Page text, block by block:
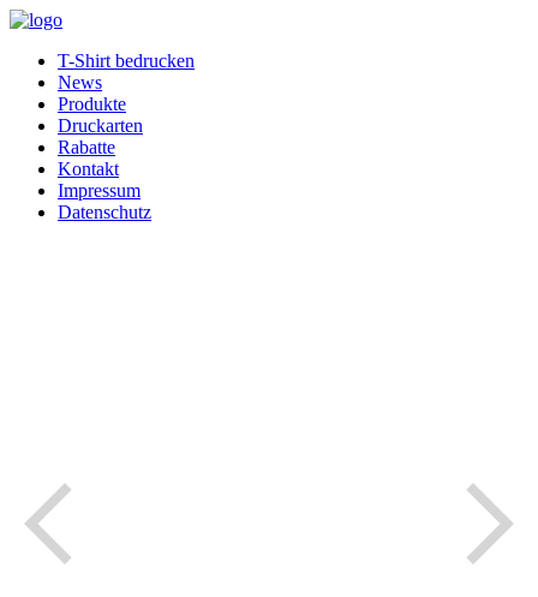
T-Shirt bedrucken
News
Produkte
Druckarten
Rabatte
Kontakt
Impressum
Datenschutz